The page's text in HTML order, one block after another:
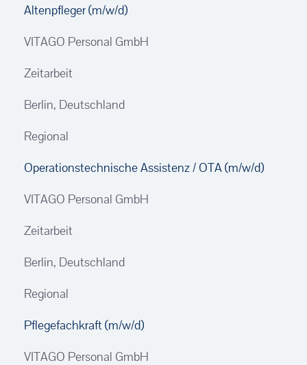
Altenpfleger (m/w/d)
VITAGO Personal GmbH
Zeitarbeit
Berlin, Deutschland
Regional
Operationstechnische Assistenz / OTA (m/w/d)
VITAGO Personal GmbH
Zeitarbeit
Berlin, Deutschland
Regional
Pflegefachkraft (m/w/d)
VITAGO Personal GmbH